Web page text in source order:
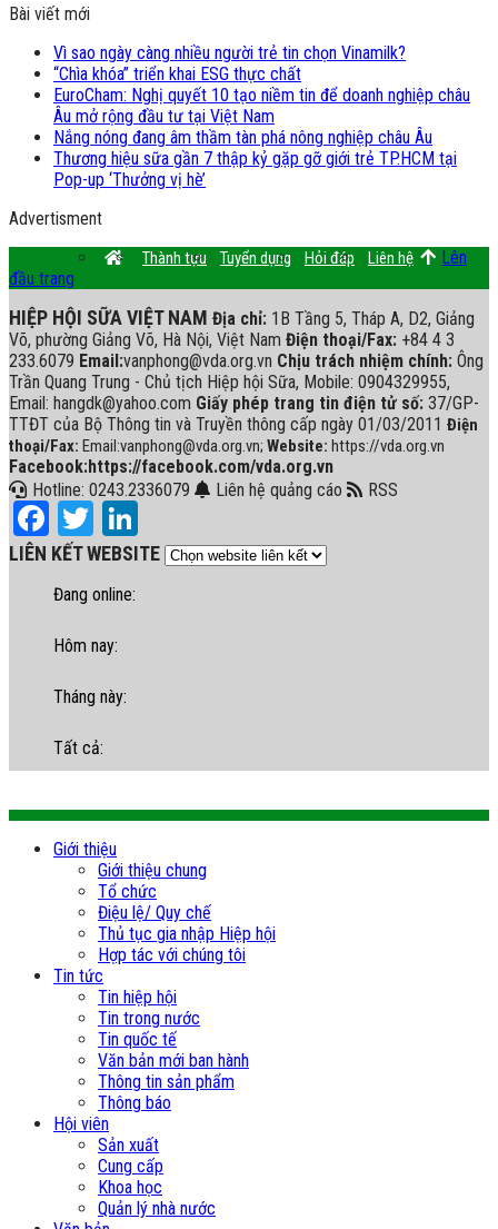
Bài viết mới
Vì sao ngày càng nhiều người trẻ tin chọn Vinamilk?
“Chìa khóa” triển khai ESG thực chất
EuroCham: Nghị quyết 10 tạo niềm tin để doanh nghiệp châu
Âu mở rộng đầu tư tại Việt Nam
Nắng nóng đang âm thầm tàn phá nông nghiệp châu Âu
Thương hiệu sữa gần 7 thập kỷ gặp gỡ giới trẻ TP.HCM tại
Pop-up ‘Thưởng vị hè’
Advertisment
Thành tựu Tuyển dụng Hỏi đáp Liên hệ
Lên
đầu trang
HIỆP HỘI SỮA VIỆT NAM Địa chỉ: 1B Tầng 5, Tháp A, D2, Giảng
Võ, phường Giảng Võ, Hà Nội, Việt Nam Điện thoại/Fax: +84 4 3
233.6079 Email:vanphong@vda.org.vn Chịu trách nhiệm chính: Ông
Trần Quang Trung - Chủ tịch Hiệp hội Sữa, Mobile: 0904329955,
Email: hangdk@yahoo.com Giấy phép trang tin điện tử số: 37/GP-
TTĐT của Bộ Thông tin và Truyền thông cấp ngày 01/03/2011 Điện
thoại/Fax: Email:vanphong@vda.org.vn; Website: https://vda.org.vn
Facebook:https://facebook.com/vda.org.vn
Hotline: 0243.2336079
Liên hệ quảng cáo RSS
Facebook
Twitter
LIÊN KẾT WEBSITE
Đang online:
Hôm nay:
Tháng này:
Tất cả:
Giới thiệu
Giới thiệu chung
Tổ chức
Điệu lệ/ Quy chế
Thủ tục gia nhập Hiệp hội
Hợp tác với chúng tôi
Tin tức
Tin hiệp hội
Tin trong nước
Tin quốc tế
Văn bản mới ban hành
Thông tin sản phẩm
Thông báo
Hội viên
Sản xuất
Cung cấp
Khoa học
Quản lý nhà nước